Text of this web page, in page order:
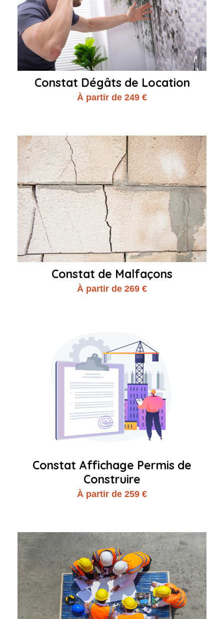
Constat Dégâts de Location
À partir de 249 €
Constat de Malfaçons
À partir de 269 €
Constat Affichage Permis de
Construire
À partir de 259 €